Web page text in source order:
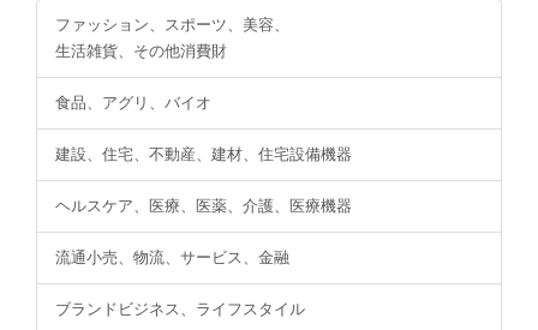
ファッション、スポーツ、美容、
生活雑貨、その他消費財
食品、アグリ、バイオ
建設、住宅、不動産、建材、住宅設備機器
ヘルスケア、医療、医薬、介護、医療機器
流通小売、物流、サービス、金融
ブランドビジネス、ライフスタイル